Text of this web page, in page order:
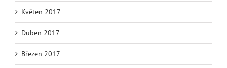
Květen 2017
Duben 2017
Březen 2017